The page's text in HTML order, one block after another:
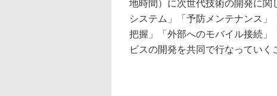
地時間）に次世代技術の開発に関
システム」「予防メンテナンス
把握」「外部へのモバイル接続」
ビスの開発を共同で行なっていく